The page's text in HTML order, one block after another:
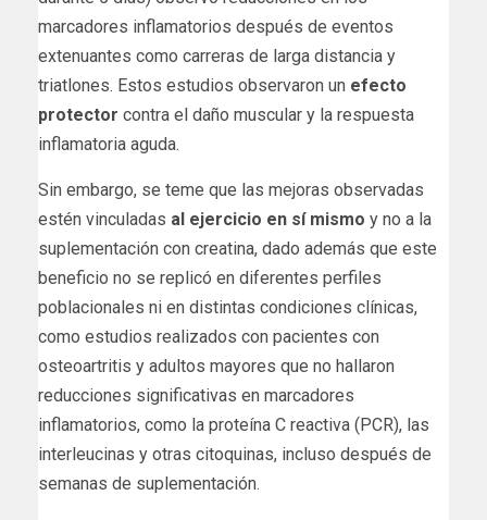
marcadores inflamatorios después de eventos
extenuantes como carreras de larga distancia y
triatlones. Estos estudios observaron un efecto
protector contra el daño muscular y la respuesta
inflamatoria aguda.
Sin embargo, se teme que las mejoras observadas
estén vinculadas al ejercicio en sí mismo y no a la
suplementación con creatina, dado además que este
beneficio no se replicó en diferentes perfiles
poblacionales ni en distintas condiciones clínicas,
como estudios realizados con pacientes con
osteoartritis y adultos mayores que no hallaron
reducciones significativas en marcadores
inflamatorios, como la proteína C reactiva (PCR), las
interleucinas y otras citoquinas, incluso después de
semanas de suplementación.